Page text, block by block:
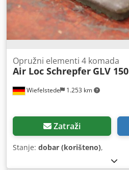
Wiefelstede 1.253 km
Opružni elementi 4 komada
Air Loc Schrepfer GLV 150
Zatraži
Stanje: dobar (korišteno),